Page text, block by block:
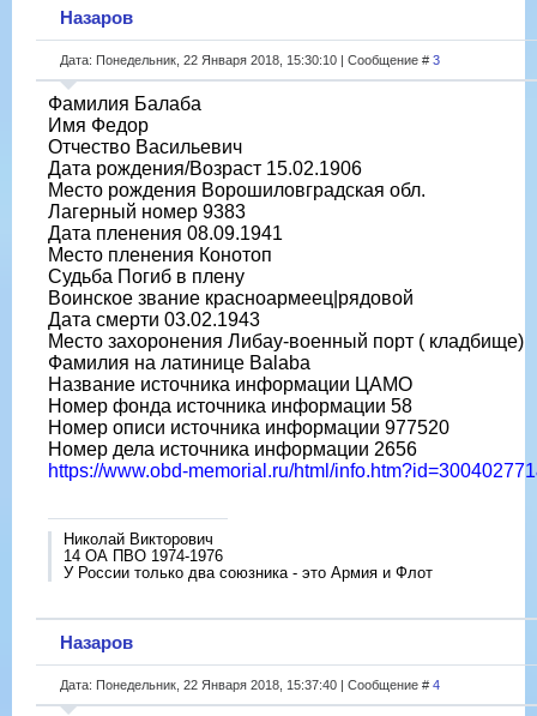
Назаров
Дата: Понедельник, 22 Января 2018, 15:30:10 | Сообщение # 3
Фамилия Балаба
Имя Федор
Отчество Васильевич
Дата рождения/Возраст 15.02.1906
Место рождения Ворошиловградская обл.
Лагерный номер 9383
Дата пленения 08.09.1941
Место пленения Конотоп
Судьба Погиб в плену
Воинское звание красноармеец|рядовой
Дата смерти 03.02.1943
Место захоронения Либау-военный порт ( кладбище)
Фамилия на латинице Balaba
Название источника информации ЦАМО
Номер фонда источника информации 58
Номер описи источника информации 977520
Номер дела источника информации 2656
https://www.obd-memorial.ru/html/
Николай Викторович
14 ОА ПВО 1974-1976
У России только два союзника - это Армия и Флот
Назаров
Дата: Понедельник, 22 Января 2018, 15:37:40 | Сообщение # 4